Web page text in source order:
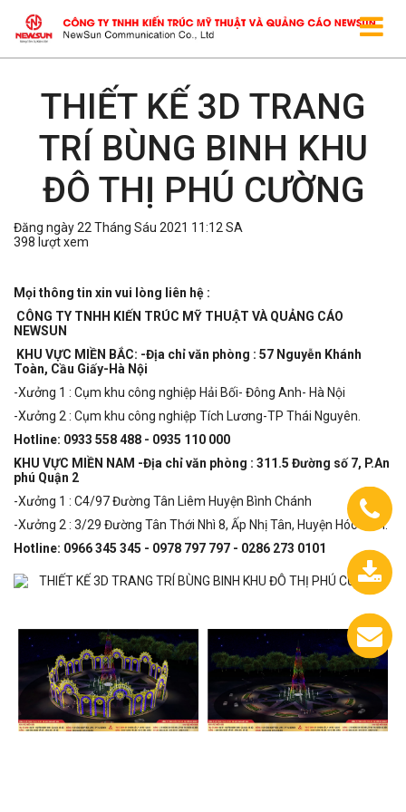
THIẾT KẾ 3D TRANG
TRÍ BÙNG BINH KHU
ĐÔ THỊ PHÚ CƯỜNG
Đăng ngày 22 Tháng Sáu 2021 11:12 SA
398 lượt xem
Mọi thông tin xin vui lòng liên hệ :
CÔNG TY TNHH KIẾN TRÚC MỸ THUẬT VÀ QUẢNG CÁO
NEWSUN
KHU VỰC MIỀN BẮC: -Địa chỉ văn phòng : 57 Nguyễn Khánh
Toàn, Cầu Giấy-Hà Nội
-Xưởng 1 : Cụm khu công nghiệp Hải Bối- Đông Anh- Hà Nội
-Xưởng 2 : Cụm khu công nghiệp Tích Lương-TP Thái Nguyên.
Hotline: 0933 558 488 - 0935 110 000
KHU VỰC MIỀN NAM -Địa chỉ văn phòng : 311.5 Đường số 7, P.An
phú Quận 2
-Xưởng 1 : C4/97 Đường Tân Liêm Huyện Bình Chánh
-Xưởng 2 : 3/29 Đường Tân Thới Nhì 8, Ấp Nhị Tân, Huyện Hóc Môn.
Hotline: 0966 345 345 - 0978 797 797 - 0286 273 0101
0933.558.488
Chát
chúng
tôi